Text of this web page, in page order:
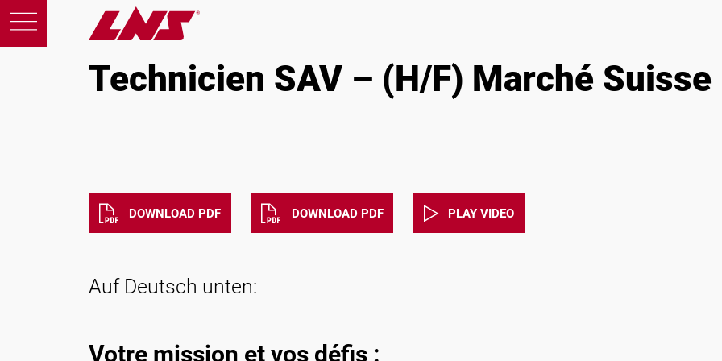
Technicien SAV – (H/F) Marché Suisse
Technicien SAV – (H/F) Marché Suisse
DOWNLOAD PDF DOWNLOAD PDF PLAY VIDEO
Auf Deutsch unten:
Votre mission et vos défis :
Support
Education
About us
Careers